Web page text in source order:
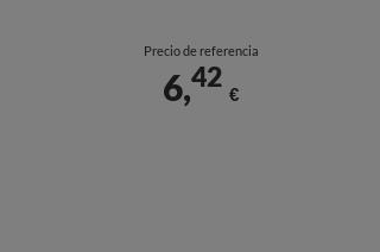
Precio de referencia
6,42
€